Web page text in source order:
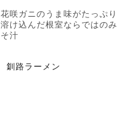
花咲ガニのうま味がたっぷり
溶け込んだ根室ならではのみ
そ汁
釧路ラーメン